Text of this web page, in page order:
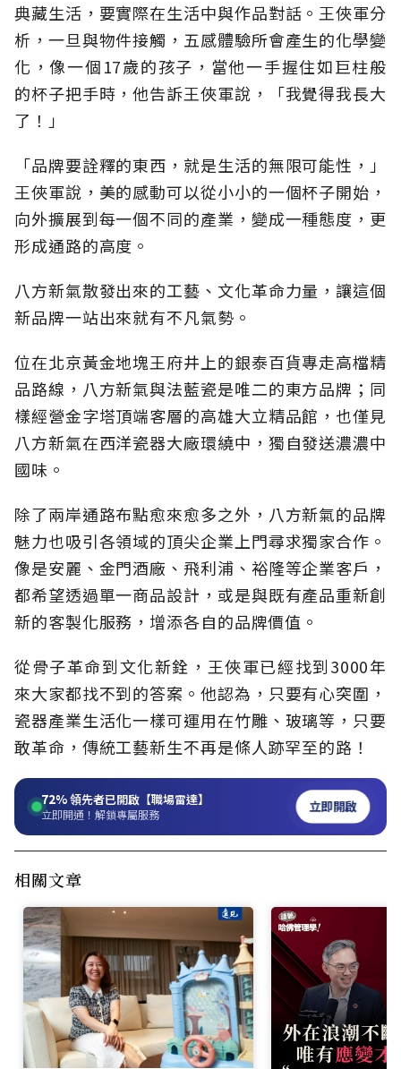
典藏生活，要實際在生活中與作品對話。王俠軍分
析，一旦與物件接觸，五感體驗所會產生的化學變
化，像一個17歲的孩子，當他一手握住如巨柱般
的杯子把手時，他告訴王俠軍說，「我覺得我長大
了！」
「品牌要詮釋的東西，就是生活的無限可能性，」
王俠軍說，美的感動可以從小小的一個杯子開始，
向外擴展到每一個不同的產業，變成一種態度，更
形成通路的高度。
八方新氣散發出來的工藝、文化革命力量，讓這個
新品牌一站出來就有不凡氣勢。
位在北京黃金地塊王府井上的銀泰百貨專走高檔精
品路線，八方新氣與法藍瓷是唯二的東方品牌；同
樣經營金字塔頂端客層的高雄大立精品館，也僅見
八方新氣在西洋瓷器大廠環繞中，獨自發送濃濃中
國味。
除了兩岸通路布點愈來愈多之外，八方新氣的品牌
魅力也吸引各領域的頂尖企業上門尋求獨家合作。
像是安麗、金門酒廠、飛利浦、裕隆等企業客戶，
都希望透過單一商品設計，或是與既有產品重新創
新的客製化服務，增添各自的品牌價值。
從骨子革命到文化新銓，王俠軍已經找到3000年
來大家都找不到的答案。他認為，只要有心突圍，
瓷器產業生活化一樣可運用在竹雕、玻璃等，只要
敢革命，傳統工藝新生不再是條人跡罕至的路！
72%領先者已開啟【職場雷達】
立即開通！解鎖專屬服務 立即開啟
相關文章